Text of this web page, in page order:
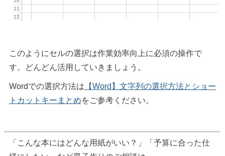
このようにセルの選択は作業効率向上に必須の操作で
す。どんどん活用していきましょう。
Wordでの選択方法は 【Word】文字列の選択方法とショー
トカットキーまとめをご参考ください。
「こんな本にはどんな用紙がいい？」「予算に合った仕